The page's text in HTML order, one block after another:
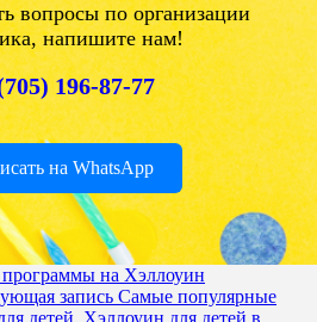
вопросы по организации
напишите нам!
196-87-77
на WhatsApp
на Хэллоуин
запись Самые популярные